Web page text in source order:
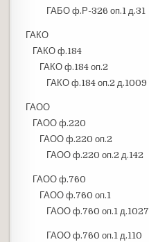
ГАБО ф.Р-326 оп.1 д.31
ГАКО
ГАКО ф.184
ГАКО ф.184 оп.2
ГАКО ф.184 оп.2 д.1009
ГАОО
ГАОО ф.220
ГАОО ф.220 оп.2
ГАОО ф.220 оп.2 д.142
ГАОО ф.760
ГАОО ф.760 оп.1
ГАОО ф.760 оп.1 д.1027
ГАОО ф.760 оп.1 д.110